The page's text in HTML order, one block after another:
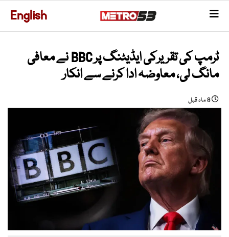
English
ٹرمپ کی تقریرکی ایڈیٹنگ پر BBC نے معافی
مانگ لی، معاوضہ ادا کرنے سے انکار
8 ماہ قبل